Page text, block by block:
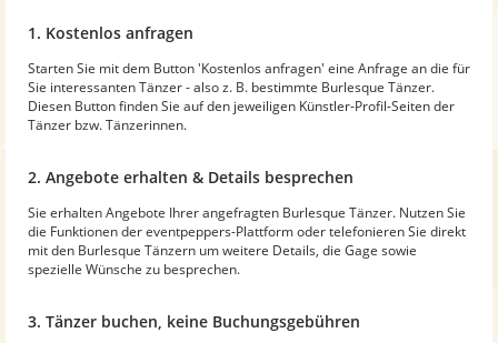
1. Kostenlos anfragen
Starten Sie mit dem Button 'Kostenlos anfragen' eine Anfrage an die für
Sie interessanten Tänzer - also z. B. bestimmte Burlesque Tänzer.
Diesen Button finden Sie auf den jeweiligen Künstler-Profil-Seiten der
Tänzer bzw. Tänzerinnen.
2. Angebote erhalten & Details besprechen
Sie erhalten Angebote Ihrer angefragten Burlesque Tänzer. Nutzen Sie
die Funktionen der eventpeppers-Plattform oder telefonieren Sie direkt
mit den Burlesque Tänzern um weitere Details, die Gage sowie
spezielle Wünsche zu besprechen.
3. Tänzer buchen, keine Buchungsgebühren